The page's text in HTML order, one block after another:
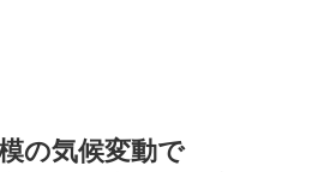
の気候変動で